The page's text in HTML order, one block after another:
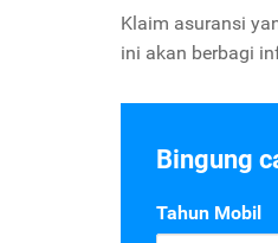
Klaim asuransi
ini akan berbagi
Bingung
Tahun Mobil